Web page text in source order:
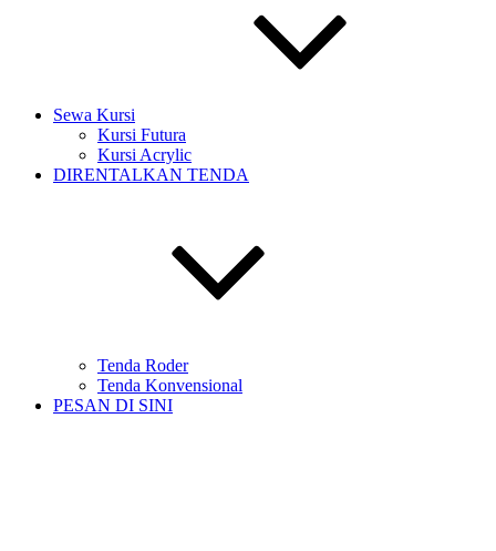
Sewa Kursi
Kursi Futura
Kursi Acrylic
DIRENTALKAN TENDA
Tenda Roder
Tenda Konvensional
PESAN DI SINI